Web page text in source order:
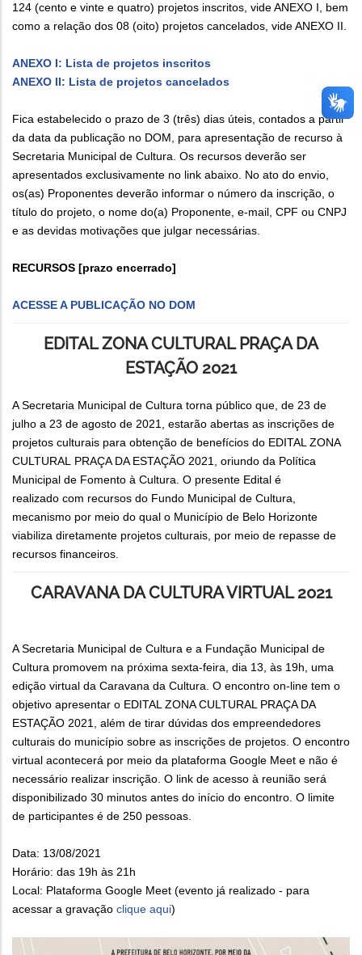
124 (cento e vinte e quatro) projetos inscritos, vide ANEXO I, bem
como a relação dos 08 (oito) projetos cancelados, vide ANEXO II.
ANEXO I: Lista de projetos inscritos
ANEXO II: Lista de projetos cancelados
Fica estabelecido o prazo de 3 (três) dias úteis, contados a partir
da data da publicação no DOM, para apresentação de recurso à
Secretaria Municipal de Cultura. Os recursos deverão ser
apresentados exclusivamente no link abaixo. No ato do envio,
os(as) Proponentes deverão informar o número da inscrição, o
título do projeto, o nome do(a) Proponente, e-mail, CPF ou CNPJ
e as devidas motivações que julgar necessárias.
RECURSOS [prazo encerrado]
ACESSE A PUBLICAÇÃO NO DOM
EDITAL ZONA CULTURAL PRAÇA DA
ESTAÇÃO 2021
A Secretaria Municipal de Cultura torna público que, de 23 de
julho a 23 de agosto de 2021, estarão abertas as inscrições de
projetos culturais para obtenção de benefícios do EDITAL ZONA
CULTURAL PRAÇA DA ESTAÇÃO 2021, oriundo da Política
Municipal de Fomento à Cultura. O presente Edital é
realizado com recursos do Fundo Municipal de Cultura,
mecanismo por meio do qual o Município de Belo Horizonte
viabiliza diretamente projetos culturais, por meio de repasse de
recursos financeiros.
CARAVANA DA CULTURA VIRTUAL 2021
A Secretaria Municipal de Cultura e a Fundação Municipal de
Cultura promovem na próxima sexta-feira, dia 13, às 19h, uma
edição virtual da Caravana da Cultura. O encontro on-line tem o
objetivo apresentar o EDITAL ZONA CULTURAL PRAÇA DA
ESTAÇÃO 2021, além de tirar dúvidas dos empreendedores
culturais do município sobre as inscrições de projetos. O encontro
virtual acontecerá por meio da plataforma Google Meet e não é
necessário realizar inscrição. O link de acesso à reunião será
disponibilizado 30 minutos antes do início do encontro. O limite
de participantes é de 250 pessoas.
Data: 13/08/2021
Horário: das 19h às 21h
Local: Plataforma Google Meet (evento já realizado - para
acessar a gravação clique aqui)